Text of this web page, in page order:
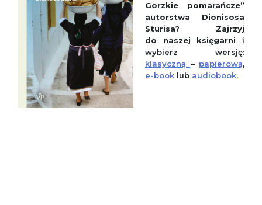
Gorzkie pomarańcze”
autorstwa Dionisosa
Sturisa?
Zajrzyj
do naszej księgarni i
wybierz wersję:
klasyczną – papierową,
e-book lub audiobook.